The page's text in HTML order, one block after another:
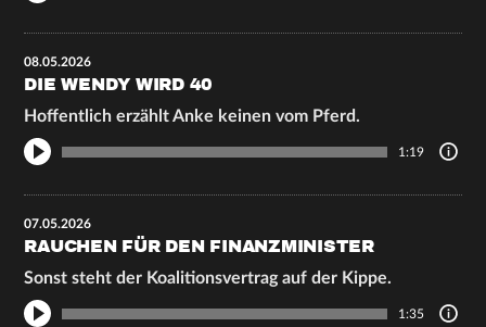
08.05.2026
DIE WENDY WIRD 40
Hoffentlich erzählt Anke keinen vom Pferd.
1:19
07.05.2026
RAUCHEN FÜR DEN FINANZMINISTER
Sonst steht der Koalitionsvertrag auf der Kippe.
1:35